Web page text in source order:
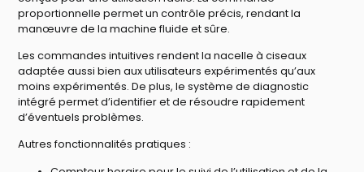
proportionnelle permet un contrôle précis, rendant la
manœuvre de la machine fluide et sûre.
Les commandes intuitives rendent la nacelle à ciseaux
adaptée aussi bien aux utilisateurs expérimentés qu’aux
moins expérimentés. De plus, le système de diagnostic
intégré permet d’identifier et de résoudre rapidement
d’éventuels problèmes.
Autres fonctionnalités pratiques :